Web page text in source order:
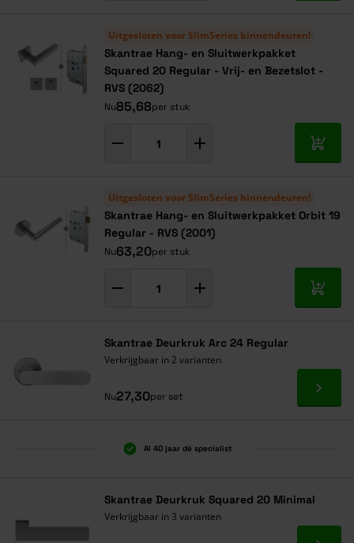
Uitgesloten voor SlimSeries binnendeuren!
Skantrae Hang- en Sluitwerkpakket
Squared 20 Regular - Vrij- en Bezetslot -
RVS (2062)
Nu85,68per stuk
In
Uitgesloten voor SlimSeries binnendeuren!
Skantrae Hang- en Sluitwerkpakket Orbit 19
Regular - RVS (2001)
Nu63,20per stuk
In
Skantrae Deurkruk Arc 24 Regular
Verkrijgbaar in 2 varianten
Nu27,30per set Ga
Al 40 jaar dé specialist
Skantrae Deurkruk Squared 20 Minimal
Verkrijgbaar in 3 varianten